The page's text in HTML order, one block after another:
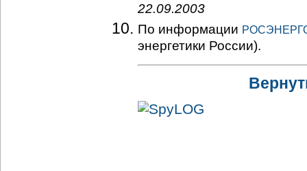
22.09.2003
По информации
энергетики России).